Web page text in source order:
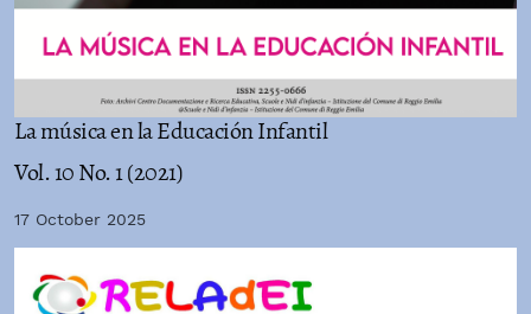
La música en la Educación Infantil
Vol. 10 No. 1 (2021)
17 October 2025